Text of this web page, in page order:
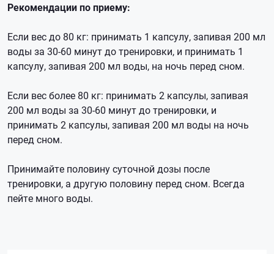
Рекомендации по приему:
Если вес до 80 кг: принимать 1 капсулу, запивая 200 мл
воды за 30-60 минут до тренировки, и принимать 1
капсулу, запивая 200 мл воды, на ночь перед сном.
Если вес более 80 кг: принимать 2 капсулы, запивая
200 мл воды за 30-60 минут до тренировки, и
принимать 2 капсулы, запивая 200 мл воды на ночь
перед сном.
Принимайте половину суточной дозы после
тренировки, а другую половину перед сном. Всегда
пейте много воды.